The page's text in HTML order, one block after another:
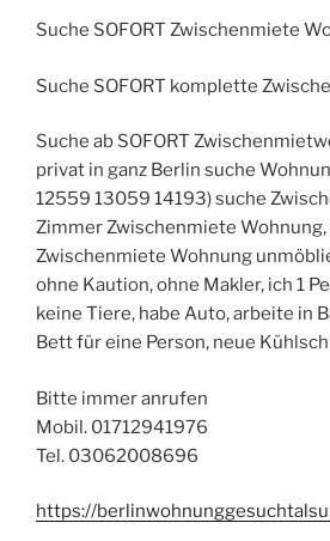
Suche SOFORT Zwischenmiete
Suche SOFORT komplette
Suche ab SOFORT
privat in ganz Berlin suche
12559 13059 14193) suche
Zimmer Zwischenmiete
Zwischenmiete Wohnung
ohne Kaution, ohne Makler, ich 1
keine Tiere, habe Auto, arbeite in
Bett für eine Person, neue
Bitte immer anrufen
Mobil. 01712941976
Tel. 03062008696
https://